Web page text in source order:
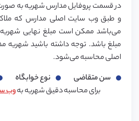
در قسمت پروفایل مدارس شهریه به
و طبق وب سایت اصلی مدارس که
می‌باشد ممکن است مبلغ نهایی شهریه
اصلی محاسبه می‌شود.
سن متقاضی
نوع خوابگاه
برای محاسبه دقیق شهریه بهوب